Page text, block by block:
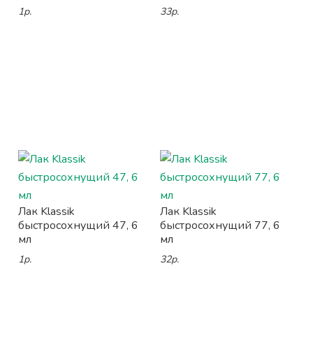
1р. 33р.
Лак Klassik
быстросохнущий 47, 6
мл
1р.
Лак Klassik
быстросохнущий 77, 6
мл
32р.